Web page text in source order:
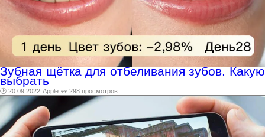
Зубная щётка для отбеливания зубов. Какую
выбрать
🕑 20.09.2022 Apple 👀 298 просмотров